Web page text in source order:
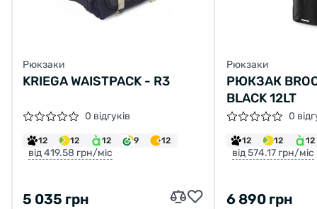
Рюкзаки
KRIEGA WAISTPACK - R3
0 відгуків
12 12 12 9 12
від 419.58 грн/міс
5 035 грн
Рюкзаки
РЮКЗАК
BLACK 12LT
0
12 12 12
від 574.17 грн/міс
6 890 грн